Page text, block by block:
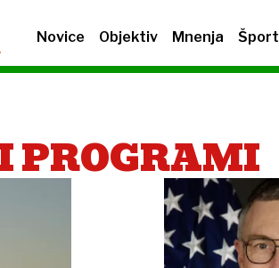
Novice Objektiv Mnenja Šport
PROGRAMI